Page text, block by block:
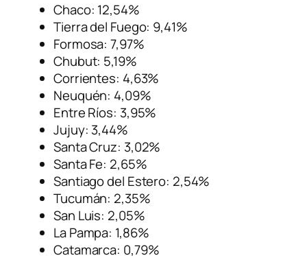
Chaco: 12,54%
Tierra del Fuego: 9,41%
Formosa: 7,97%
Chubut: 5,19%
Corrientes: 4,63%
Neuquén: 4,09%
Entre Ríos: 3,95%
Jujuy: 3,44%
Santa Cruz: 3,02%
Santa Fe: 2,65%
Santiago del Estero: 2,54%
Tucumán: 2,35%
San Luis: 2,05%
La Pampa: 1,86%
Catamarca: 0,79%